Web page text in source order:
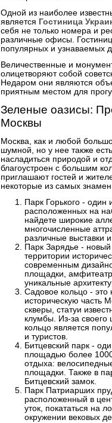
Одной из наиболее
является Гостиница
себя не только номера и
различные офисы.
популярных и узнаваемых
Величественные и
олицетворяют собой
Недаром они являются
приятным местом для
Зеленые оазисы:
Москвы
Москва, как и любой
шумной, но у нее также
насладиться природой и
благоустроен с большим
приглашают гостей и
некоторые из самых
Парк Горького - один
расположенных на
найдете широкие
многочисленные
различные выставки
Парк Зарядье -
территории
современным
площадки,
уникальные
Садовое кольцо -
историческую часть
скверы, статуи
клумбы. Из-за своего
кольцо является
и туристов.
Битцевский парк -
площадью более 1000
отдыха:
площадки. Также в
Битцевский замок.
Парк Патриарших
расположенный в
уток, покататься на
окружении вековых